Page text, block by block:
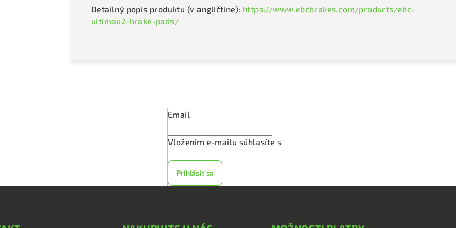
Detailný popis produktu (v angličtine): https://www.ebcbrakes.com/products/ebc-
ultimax2-brake-pads/
Email
Vložením e-mailu súhlasíte s
Prihlásiť sa